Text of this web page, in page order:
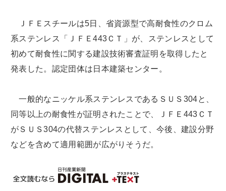
ＪＦＥスチールは5日、省資源型で高耐食性のクロム
系ステンレス「ＪＦＥ443ＣＴ」が、ステンレスとして
初めて耐食性に関する建設技術審査証明を取得したと
発表した。認定団体は日本建築センター。
一般的なニッケル系ステンレスであるＳＵＳ304と、
同等以上の耐食性が証明されたことで、ＪＦＥ443ＣＴ
がＳＵＳ304の代替ステンレスとして、今後、建設分野
などを含めて適用範囲が広がりそうだ。